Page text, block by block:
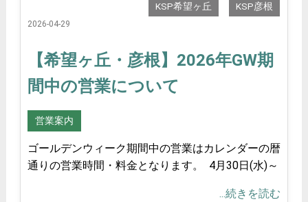
2026-04-29
【希望ヶ丘・彦根】2026年GW期
間中の営業について
KSP希望ヶ丘 KSP彦根
営業案内
ゴールデンウィーク期間中の営業はカレンダーの暦
通りの営業時間・料金となります。 4月30日(水)～
...続きを読む